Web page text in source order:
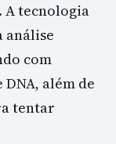
A tecnologia
análise
com
além de
tentar